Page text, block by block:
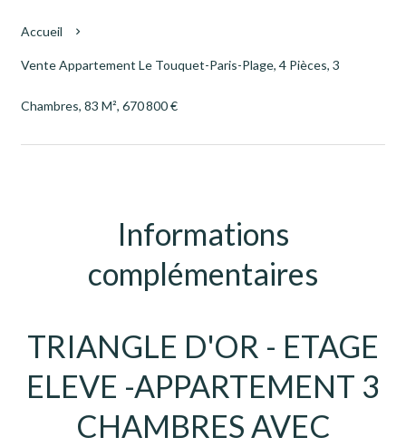
Accueil
Vente Appartement Le Touquet-Paris-Plage, 4 Pièces, 3
Chambres, 83 M², 670 800 €
Informations
complémentaires
TRIANGLE D'OR - ETAGE
ELEVE -APPARTEMENT 3
CHAMBRES AVEC